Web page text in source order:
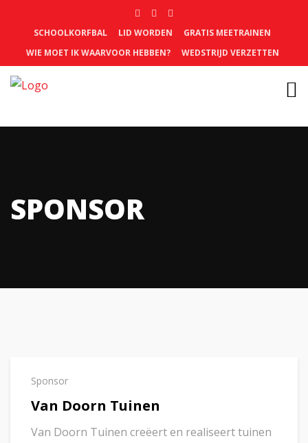
SCHOOLKORFBAL LID WORDEN
GRATIS MEETRAINEN
WIE MOET IK WAARVOOR HEBBEN?
WEDSTRIJD VERZETTEN
SPONSOR
Sponsor
Van Doorn Tuinen
Van Doorn Tuinen creëert en realiseert tuinen